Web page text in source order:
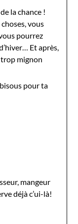
la chance !
vous
pourrez
Et après,
trop mignon
pour ta
mangeur
déjà c’ui-là!